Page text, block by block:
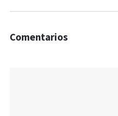
Comentarios